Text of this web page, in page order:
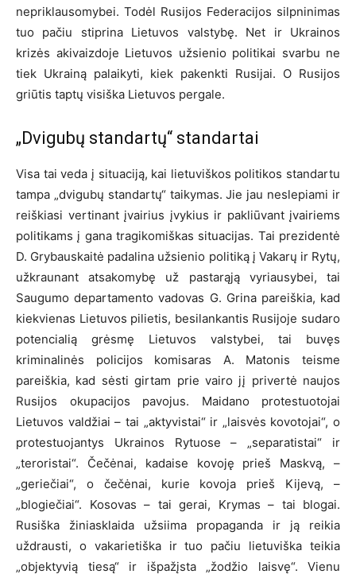
nepriklausomybei. Todėl Rusijos Federacijos silpninimas
tuo pačiu stiprina Lietuvos valstybę. Net ir Ukrainos
krizės akivaizdoje Lietuvos užsienio politikai svarbu ne
tiek Ukrainą palaikyti, kiek pakenkti Rusijai. O Rusijos
griūtis taptų visiška Lietuvos pergale.
„Dvigubų standartų“ standartai
Visa tai veda į situaciją, kai lietuviškos politikos standartu
tampa „dvigubų standartų“ taikymas. Jie jau neslepiami ir
reiškiasi vertinant įvairius įvykius ir pakliūvant įvairiems
politikams į gana tragikomiškas situacijas. Tai prezidentė
D. Grybauskaitė padalina užsienio politiką į Vakarų ir Rytų,
užkraunant atsakomybę už pastarąją vyriausybei, tai
Saugumo departamento vadovas G. Grina pareiškia, kad
kiekvienas Lietuvos pilietis, besilankantis Rusijoje sudaro
potencialią grėsmę Lietuvos valstybei, tai buvęs
kriminalinės policijos komisaras A. Matonis teisme
pareiškia, kad sėsti girtam prie vairo jį privertė naujos
Rusijos okupacijos pavojus. Maidano protestuotojai
Lietuvos valdžiai – tai „aktyvistai“ ir „laisvės kovotojai“, o
protestuojantys Ukrainos Rytuose – „separatistai“ ir
„teroristai“. Čečėnai, kadaise kovoję prieš Maskvą, –
„geriečiai“, o čečėnai, kurie kovoja prieš Kijevą, –
„blogiečiai“. Kosovas – tai gerai, Krymas – tai blogai.
Rusiška žiniasklaida užsiima propaganda ir ją reikia
uždrausti, o vakarietiška ir tuo pačiu lietuviška teikia
„objektyvią tiesą“ ir išpažįsta „žodžio laisvę“. Vienu